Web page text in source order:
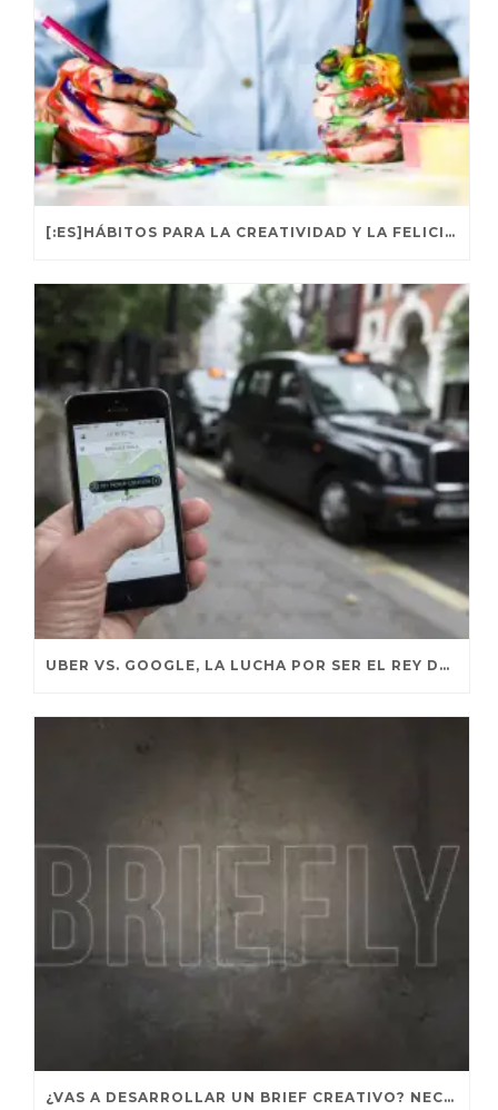
[:ES]HÁBITOS PARA LA CREATIVIDAD Y LA FELICIDAD[:]
UBER VS. GOOGLE, LA LUCHA POR SER EL REY DE LAS CALLES
¿VAS A DESARROLLAR UN BRIEF CREATIVO? NECESITAS VER ESTE DOCUMENTAL